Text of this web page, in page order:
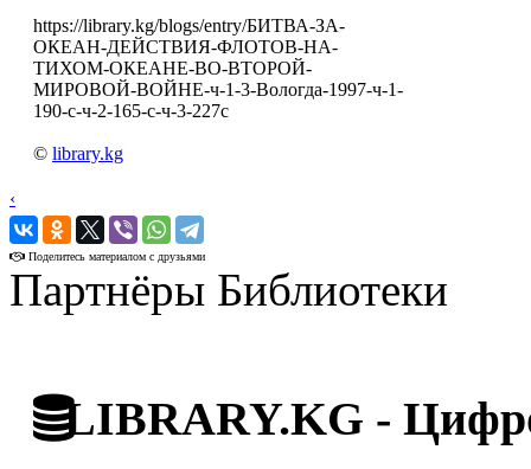
https://library.kg/blogs/entry/БИТВА-ЗА-
ОКЕАН-ДЕЙСТВИЯ-ФЛОТОВ-НА-
ТИХОМ-ОКЕАНЕ-ВО-ВТОРОЙ-
МИРОВОЙ-ВОЙНЕ-ч-1-3-Вологда-1997-ч-1-
190-с-ч-2-165-с-ч-3-227с
© library.kg
‹
›
Поделитесь материалом с друзьями
Партнёры Библиотеки
LIBRARY.KG -